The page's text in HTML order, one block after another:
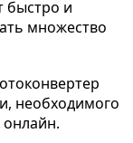
быстро и
множество
необходимого